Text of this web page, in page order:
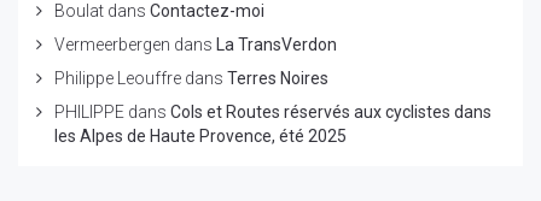
Boulat dans Contactez-moi
Vermeerbergen dans La TransVerdon
Philippe Leouffre dans Terres Noires
PHILIPPE dans Cols et Routes réservés aux cyclistes dans
les Alpes de Haute Provence, été 2025